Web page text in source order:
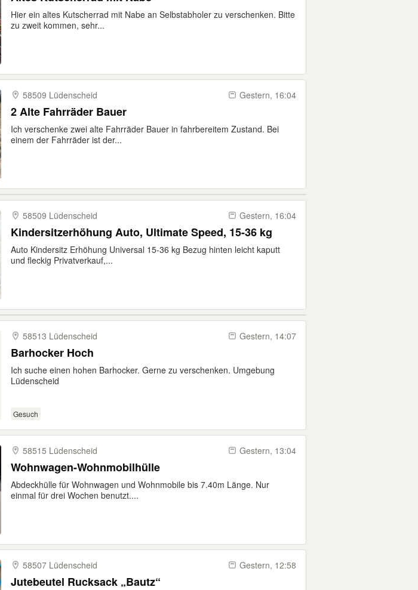
Hier ein altes Kutscherrad mit Nabe an Selbstabholer zu verschenken. Bitte
zu zweit kommen, sehr...
58509 Lüdenscheid Gestern, 16:04
2 Alte Fahrräder Bauer
Ich verschenke zwei alte Fahrräder Bauer in fahrbereitem Zustand. Bei
einem der Fahrräder ist der...
58509 Lüdenscheid Gestern, 16:04
Kindersitzerhöhung Auto, Ultimate Speed, 15-36 kg
Auto Kindersitz Erhöhung Universal 15-36 kg Bezug hinten leicht kaputt
und fleckig Privatverkauf,...
58513 Lüdenscheid Gestern, 14:07
Barhocker Hoch
Ich suche einen hohen Barhocker. Gerne zu verschenken. Umgebung
Lüdenscheid
Gesuch
58515 Lüdenscheid Gestern, 13:04
Wohnwagen-Wohnmobilhülle
Abdeckhülle für Wohnwagen und Wohnmobile bis 7.40m Länge. Nur
einmal für drei Wochen benutzt....
58507 Lüdenscheid Gestern, 12:58
Jutebeutel Rucksack „Bautz“